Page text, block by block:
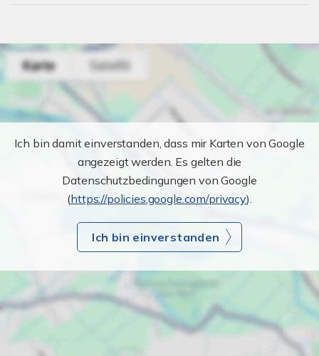
Ich bin damit einverstanden, dass mir Karten von Google
angezeigt werden. Es gelten die
Datenschutzbedingungen von Google
(https://policies.google.com/privacy).
Ich bin einverstanden